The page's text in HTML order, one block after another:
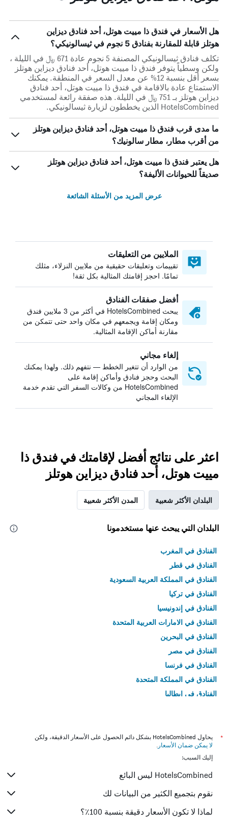
هل الأسعار في فندق ذا مييت هوتل، أحد فنادق ديزاين
هوتلز قابلة للمقارنة بفنادق 5 نجوم في ثيسالونيكي؟
تكلف فنادق ثيسالونيكي المصنفة 5 نجوم عادة 671 ﷼ في الليلة ،
ولكن وسطياً يتوفر فندق ذا مييت هوتل، أحد فنادق ديزاين هوتلز
بسعر أقل بنسبة 12% عن معدل السعر في المنطقة. يمكنك
الاستمتاع عادة بالاقامة في فندق ذا مييت هوتل، أحد فنادق
ديزاين هوتلز بـ 751 ﷼ في الليلة. هذه صفقة رائعة لمستخدمي
HotelsCombined الذين يخططون لزيارة ثيسالونيكي.
ما مدى قرب فندق ذا مييت هوتل، أحد فنادق ديزاين هوتلز
من أقرب مطار، مطار سالونيك؟
هل يعتبر فندق ذا مييت هوتل، أحد فنادق ديزاين هوتلز
صديقاً للحيوانات الأليفة؟
عرض المزيد من الأسئلة الشائعة
الملايين من التعليقات
تقييمات وتعليقات حقيقية من ملايين النزلاء، مثلك
تمامًا. احجز إقامتك المثالية بكل ثقة!
أفضل صفقات الفنادق
يبحث HotelsCombined في أكثر من 3 ملايين فندق
ومكان إقامة ويجمعهم في مكان واحد حتى تتمكن من
مقارنة أماكن الإقامة المثالية.
إلغاء مجاني
من الوارد أن تتغير الخطط — نتفهم ذلك. ولهذا يمكنك
البحث وحجز فنادق وأماكن إقامة على
HotelsCombined من وكالات السفر التي تقدم خدمة
الإلغاء المجاني
اعثر على نتائج أفضل لإقامتك في فندق ذا
مييت هوتل، أحد فنادق ديزاين هوتلز
البلدان الأكثر شعبية المدن الأكثر شعبية
البلدان التي يبحث عنها مستخدمونا
الفنادق في المغرب
الفنادق في قطر
الفنادق في المملكة العربية السعودية
الفنادق في تركيا
الفنادق في إندونيسيا
الفنادق في الامارات العربية المتحدة
الفنادق في البحرين
الفنادق في مصر
الفنادق في فرنسا
الفنادق في المملكة المتحدة
الفنادق في إيطاليا
*
يحاول HotelsCombined بشكل دائم الحصول على الأسعار الدقيقة، ولكن
لا يمكن ضمان الأسعار .
إليك السبب:
HotelsCombined ليس البائع
نقوم بتجميع الكثير من البيانات لك
لماذا لا تكون الأسعار دقيقة بنسبة 100٪؟